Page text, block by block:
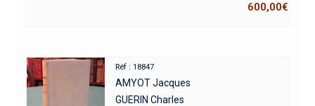
600,00€
Réf : 18847
AMYOT Jacques
GUERIN Charles